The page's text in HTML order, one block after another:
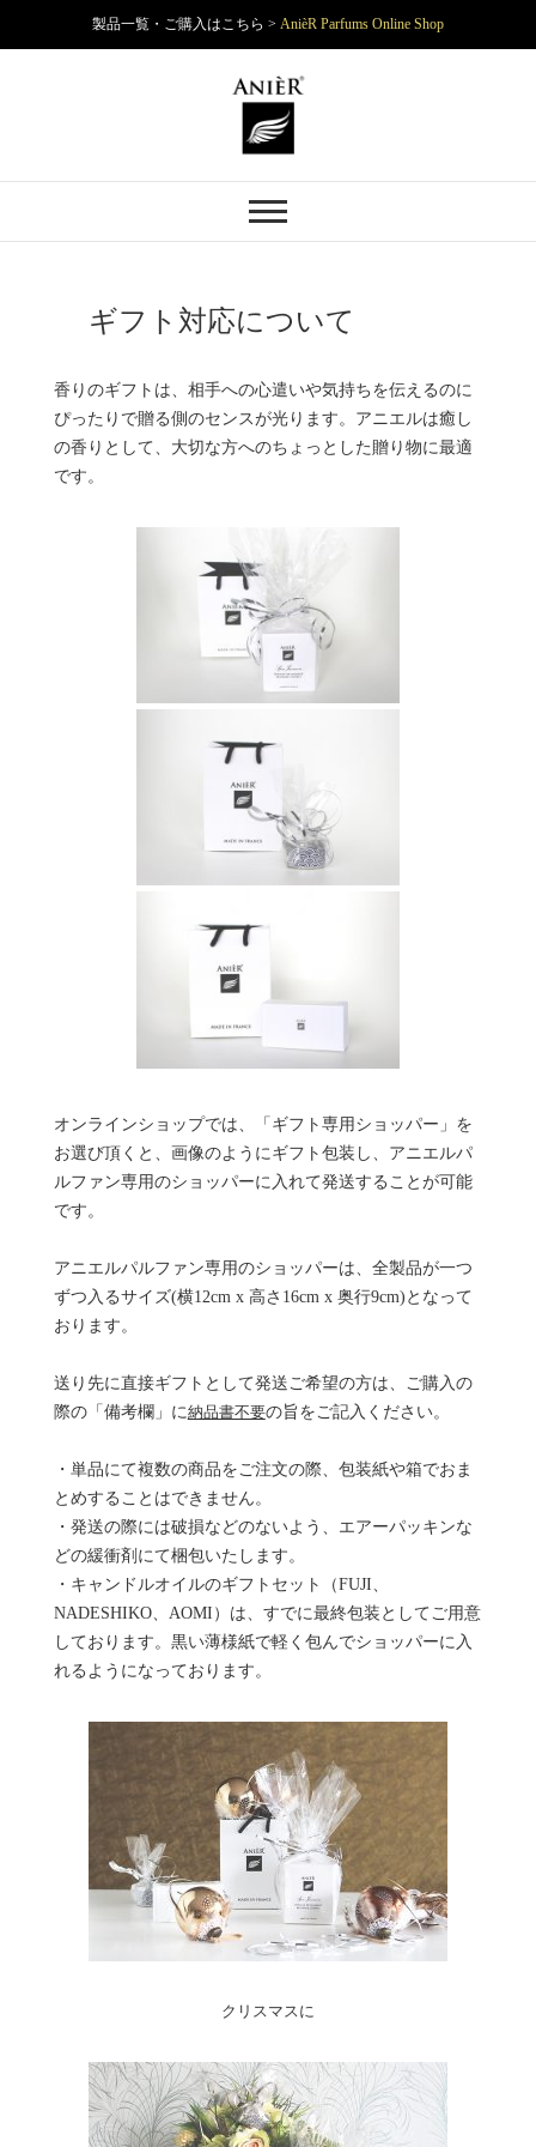
製品一覧・ご購入はこちら > AnièR Parfums Online Shop
AnièR Parfums
ギフト対応について
香りのギフトは、相手への心遣いや気持ちを伝えるのに
ぴったりで贈る側のセンスが光ります。アニエルは癒し
の香りとして、大切な方へのちょっとした贈り物に最適
です。
オンラインショップでは、「ギフト専用ショッパー」を
お選び頂くと、画像のようにギフト包装し、アニエルパ
ルファン専用のショッパーに入れて発送することが可能
です。
アニエルパルファン専用のショッパーは、全製品が一つ
ずつ入るサイズ(横12cm x 高さ16cm x 奥行9cm)となって
おります。
送り先に直接ギフトとして発送ご希望の方は、ご購入の
際の「備考欄」に納品書不要の旨をご記入ください。
・単品にて複数の商品をご注文の際、包装紙や箱でおま
とめすることはできません。
・発送の際には破損などのないよう、エアーパッキンな
どの緩衝剤にて梱包いたします。
・キャンドルオイルのギフトセット（FUJI、
NADESHIKO、AOMI）は、すでに最終包装としてご用意
しております。黒い薄様紙で軽く包んでショッパーに入
れるようになっております。
クリスマスに